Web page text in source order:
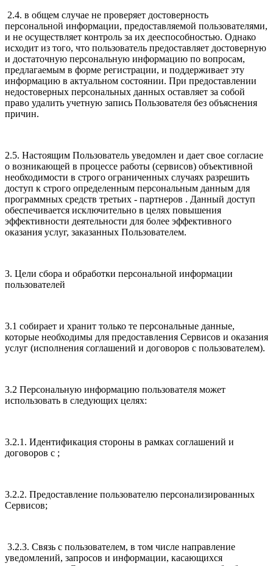
2.4. в общем случае не проверяет достоверность
персональной информации, предоставляемой пользователями,
и не осуществляет контроль за их дееспособностью. Однако
исходит из того, что пользователь предоставляет достоверную
и достаточную персональную информацию по вопросам,
предлагаемым в форме регистрации, и поддерживает эту
информацию в актуальном состоянии. При предоставлении
недостоверных персональных данных оставляет за собой
право удалить учетную запись Пользователя без объяснения
причин.
2.5. Настоящим Пользователь уведомлен и дает свое согласие
о возникающей в процессе работы (сервисов) объективной
необходимости в строго ограниченных случаях разрешить
доступ к строго определенным персональным данным для
программных средств третьих - партнеров . Данный доступ
обеспечивается исключительно в целях повышения
эффективности деятельности для более эффективного
оказания услуг, заказанных Пользователем.
3. Цели сбора и обработки персональной информации
пользователей
3.1 собирает и хранит только те персональные данные,
которые необходимы для предоставления Сервисов и оказания
услуг (исполнения соглашений и договоров с пользователем).
3.2 Персональную информацию пользователя может
использовать в следующих целях:
3.2.1. Идентификация стороны в рамках соглашений и
договоров с ;
3.2.2. Предоставление пользователю персонализированных
Сервисов;
3.2.3. Связь с пользователем, в том числе направление
уведомлений, запросов и информации, касающихся